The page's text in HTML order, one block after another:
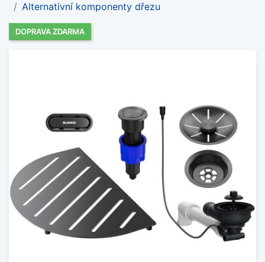
Alternativní komponenty dřezu
DOPRAVA ZDARMA